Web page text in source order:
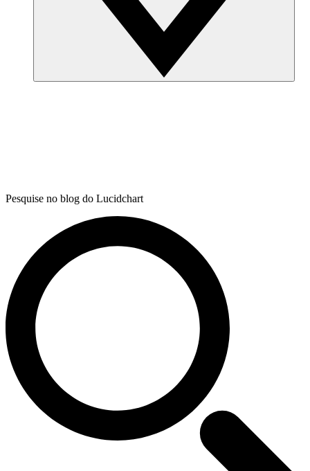
Pesquise no blog do Lucidchart